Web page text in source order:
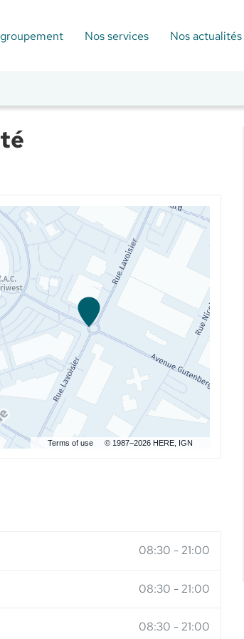
Nos services Nos actualités
Terms of use © 1987–2026 HERE, IGN
08:30 -21:00
08:30 -21:00
08:30 -21:00